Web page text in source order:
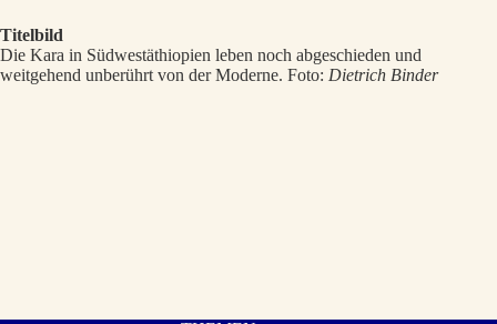
Titelbild
Die Kara in Südwestäthiopien leben noch abgeschieden und
weitgehend unberührt von der Moderne. Foto: Dietrich Binder